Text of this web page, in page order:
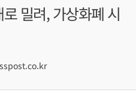
밀려, 가상화폐 시